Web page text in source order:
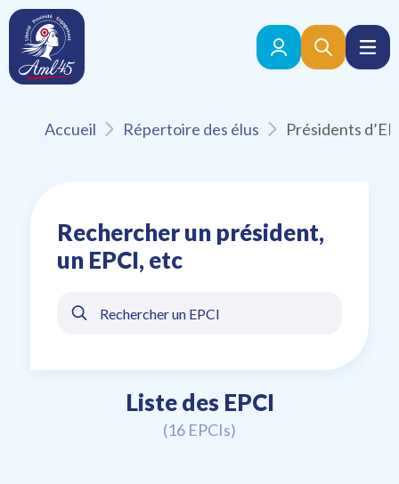
Accueil Répertoire des élus
Rechercher un président,
un EPCI, etc
Liste des EPCI
(16 EPCIs)